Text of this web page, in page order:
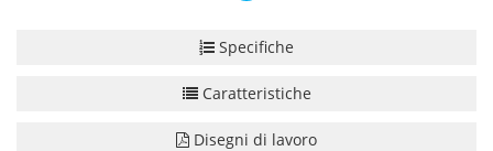
Specifiche
Caratteristiche
Disegni di lavoro